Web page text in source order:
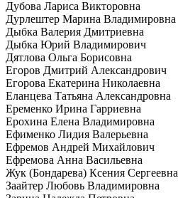
Дубова Лариса Викторовна
Дурлештер Марина Владимировна
Дыбка Валерия Дмитриевна
Дыбка Юрий Владимирович
Дятлова Ольга Борисовна
Егоров Дмитрий Александрович
Егорова Екатерина Николаевна
Еланцева Татьяна Александровна
Еременко Ирина Гарриевна
Ерохина Елена Владимировна
Ефименко Лидия Валерьевна
Ефремов Андрей Михайлович
Ефремова Анна Васильевна
Жук (Бондарева) Ксения Сергеевна
Заайтер Любовь Владимировна